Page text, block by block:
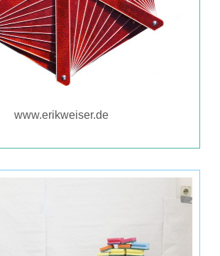
www.erikweiser.de